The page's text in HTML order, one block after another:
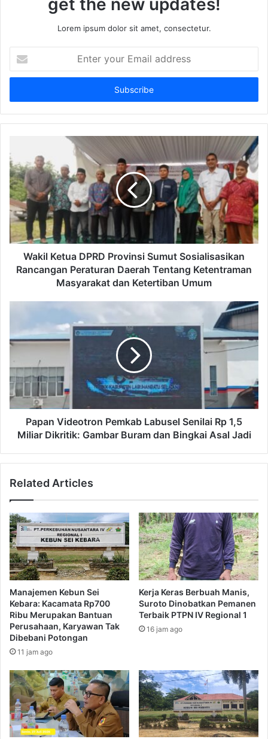
Lorem ipsum dolor sit amet, consectetur.
your
Email
Wakil Ketua DPRD Provinsi Sumut Sosialisasikan
Rancangan Peraturan Daerah Tentang Ketentraman
Masyarakat dan Ketertiban Umum
Papan Videotron Pemkab Labusel Senilai Rp 1,5
Miliar Dikritik: Gambar Buram dan Bingkai Asal Jadi
Related Articles
Manajemen Kebun Sei
Kebara: Kacamata Rp700
Ribu Merupakan Bantuan
Perusahaan, Karyawan Tak
Dibebani Potongan
11 jam ago
Kerja Keras Berbuah Manis,
Suroto Dinobatkan Pemanen
Terbaik PTPN IV Regional 1
16 jam ago